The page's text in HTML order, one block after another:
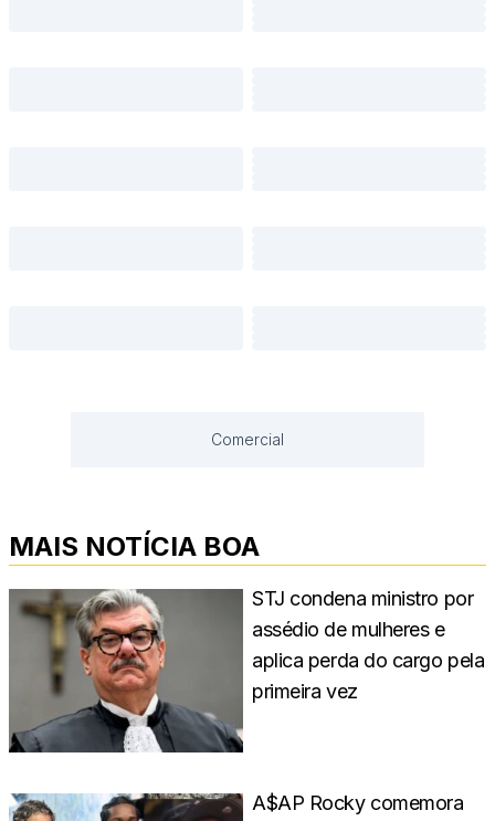
Comercial
MAIS NOTÍCIA BOA
STJ condena ministro por
assédio de mulheres e
aplica perda do cargo pela
primeira vez
A$AP Rocky comemora